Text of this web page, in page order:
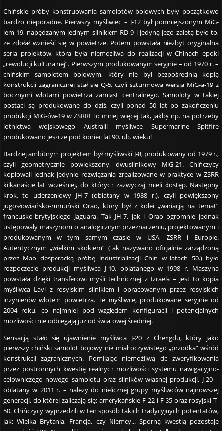
Chińskie próby konstruowania samolotów bojowych były początkowo
bardzo nieporadne. Pierwszy myśliwiec – J-12 był pomniejszonym MiG-
iem-19, napędzanym jednym silnikiem RD-9 i jedyną jego zaletą było to,
że zdołał wznieść się w powietrze. Potem powstała niezbyt oryginalna
seria projektów, która była niemożliwa do realizacji w Chinach epoki
„rewolucji kulturalnej”. Pierwszym produkowanym seryjnie – od 1970 r. –
chińskim samolotem bojowym, który nie był bezpośrednią kopią
konstrukcji zagranicznej stał się Q-5, czyli szturmowa wersja MiG-a-19 z
bocznymi wlotami powietrza zamiast centralnego. Samoloty w takiej
postaci są produkowane do dziś, czyli ponad 50 lat po zakończeniu
produkcji MiG-ów-19 w ZSRR! To mniej więcej tak, jakby np. na potrzeby
lotnictwa wojskowego Australii myśliwce Supermarine Spitfire
produkowano jeszcze pod koniec lat 90. ub. wieku!
Bardziej ambitnym projektem był myśliwski J-8, produkowany od 1979 r.,
czyli geometrycznie powiększony, dwusilnikowy MiG-21. Chińczycy
kopiowali jednak jedynie rozwiązania zrealizowane w praktyce w ZSRR
kilkanaście lat wcześniej, do których zazwyczaj mieli dostęp. Następny
krok, to uderzeniowy JH-7 (oblatany w 1988 r.), czyli powiększony
jugosłowiańsko-rumuński Orao, który był z kolei „wariacją na temat”
francusko-brytyjskiego Jaguara. Tak JH-7, jak i Orao ogromnie jednak
ustępowały maszynom o analogicznym przeznaczeniu, projektowanym i
produkowanym w tym samym czasie w USA, ZSRR i Europie.
Autentycznym „wielkim skokiem” (tak nazywano oficjalnie zarządzoną
przez Mao desperacką próbę industrializacji Chin w latach 50.) było
rozpoczęcie produkcji myśliwca J-10, oblatanego w 1998 r. Maszyna
powstała dzięki transferowi myśli technicznej z Izraela – jest to kopia
myśliwca Lavi z rosyjskim silnikiem i opracowanym przez rosyjskich
inżynierów wlotem powietrza. Te myśliwce, produkowane seryjnie od
2004 roku, co najmniej pod względem konfiguracji i potencjalnych
możliwości nie odbiegają już od światowej średniej.
Sensacją stało się ujawnienie myśliwca J-20 z Chengdu, który jako
pierwszy chiński samolot bojowy nie miał oczywistego „przodka” wśród
konstrukcji zagranicznych. Pomijając niemożliwą do zweryfikowania
przez postronnych kwestię realnych możliwości systemu nawigacyjno-
celowniczego nowego samolotu oraz silników własnej produkcji, J-20 –
oblatany w 2011 r. – należy do nielicznej grupy myśliwców najnowszej
generacji, do której zaliczają się: amerykańskie F-22 i F-35 oraz rosyjski T-
50. Chińczycy wyprzedzili w ten sposób takich tradycyjnych potentatów,
jak: Wielka Brytania, Francja, czy Niemcy... Sporną kwestią pozostaje